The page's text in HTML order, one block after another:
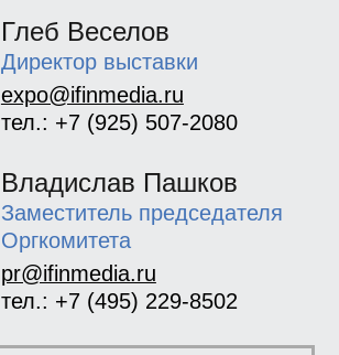
Глеб Веселов
Директор выставки
expo@ifinmedia.ru
тел.: +7 (925) 507-2080
Владислав Пашков
Заместитель председателя
Оргкомитета
pr@ifinmedia.ru
тел.: +7 (495) 229-8502